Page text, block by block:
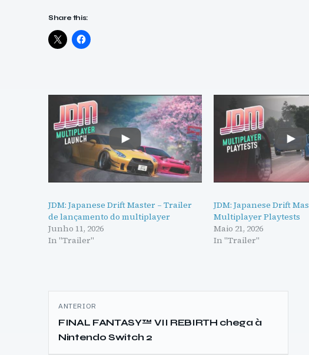
Share this:
JDM: Japanese Drift Master – Trailer
de lançamento do multiplayer
Junho 11, 2026
In "Trailer"
JDM: Japanese Drift
Multiplayer Playtests
Maio 21, 2026
In "Trailer"
Navegação
de
artigos
ANTERIOR
FINAL FANTASY™ VII REBIRTH chega à
Nintendo Switch 2